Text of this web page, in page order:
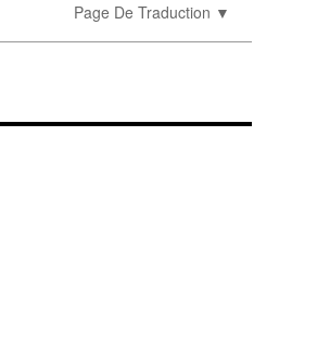
Page De Traduction ▼